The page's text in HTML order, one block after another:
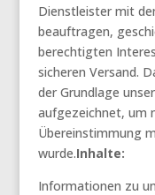
Dienstleister mit
beauftragen,
berechtigten
sicheren Versand.
der Grundlage
aufgezeichnet, um
Übereinstimmung
wurde.Inhalte:
Informationen zu